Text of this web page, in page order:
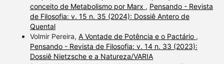
conceito de Metabolismo por Marx , Pensando - Revista
de Filosofia: v. 15 n. 35 (2024): Dossiê Antero de
Quental
Volmir Pereira, A Vontade de Potência e o Pactário ,
Pensando - Revista de Filosofia: v. 14 n. 33 (2023):
Dossiê Nietzsche e a Natureza/VARIA